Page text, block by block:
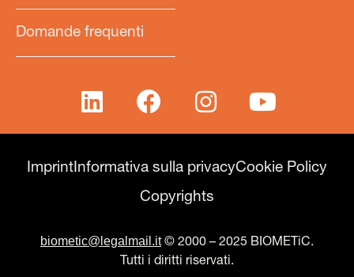
Domande frequenti
ImprintInformativa sulla privacyCookie Policy
Copyrights
biometic@legalmail.it© 2000 – 2025 BIOMETiC.
Tutti i diritti riservati.